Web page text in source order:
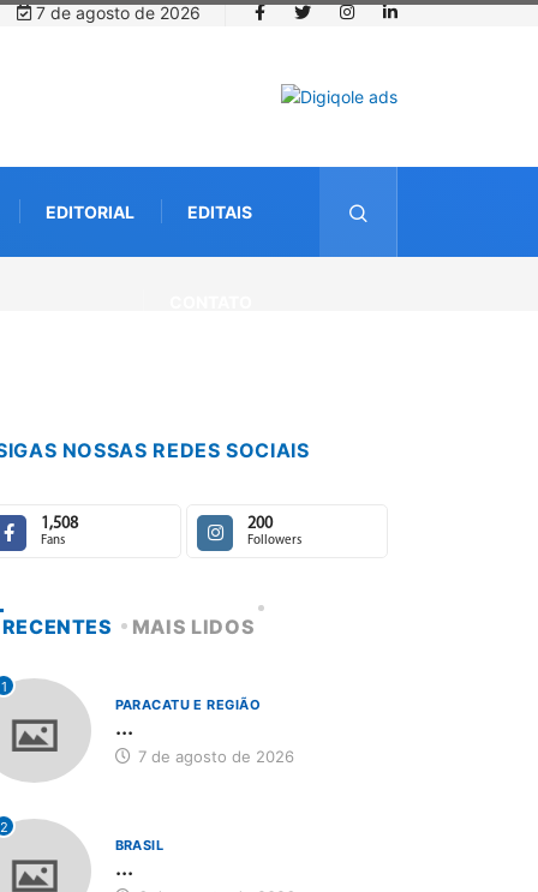
7 de agosto de 2026
EDITORIAL EDITAIS
de documentos para solicitação do benefício do PSA
NOSSAS REDES SOCIAIS
1,508
Fans
200
Followers
RECENTES MAIS LIDOS
1
PARACATU E REGIÃO
...
7 de agosto de 2026
2
BRASIL
...